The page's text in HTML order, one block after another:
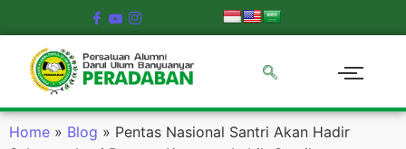
Home » Blog » Pentas Nasional Santri Akan Hadir